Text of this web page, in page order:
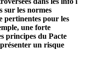
sur les normes
pertinentes pour les
une forte
principes du Pacte
un risque